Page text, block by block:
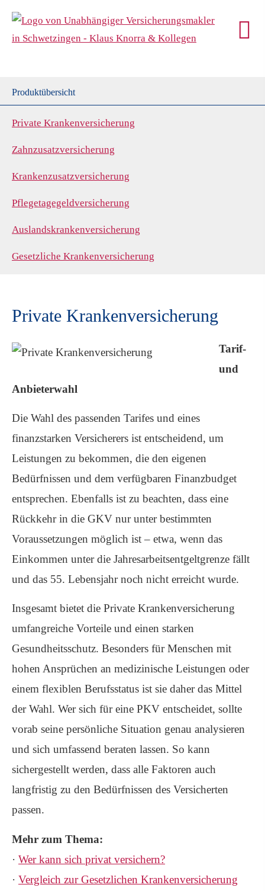
Produktübersicht
Private Kranken­ver­si­che­rung
Zahn­zu­satz­ver­si­che­rung
Kranken­zusatz­ver­si­che­rung
Pflegetagegeldversicherung
Auslandskrankenversicherung
Gesetzliche Kranken­ver­si­che­rung
Private Kranken­ver­si­che­rung
Tarif-
und
Anbieterwahl
Die Wahl des passenden Tarifes und eines
finanzstarken Versicherers ist entscheidend, um
Leistungen zu bekommen, die den eigenen
Bedürfnissen und dem verfügbaren Finanzbudget
entsprechen. Ebenfalls ist zu beachten, dass eine
Rückkehr in die GKV nur unter bestimmten
Voraussetzungen möglich ist – etwa, wenn das
Einkommen unter die Jahresarbeitsentgeltgrenze fällt
und das 55. Lebensjahr noch nicht erreicht wurde.
Insgesamt bietet die Private Kranken­ver­si­che­rung
umfangreiche Vorteile und einen starken
Gesundheitsschutz. Besonders für Menschen mit
hohen Ansprüchen an medizinische Leistungen oder
einem flexiblen Berufsstatus ist sie daher das Mittel
der Wahl. Wer sich für eine PKV entscheidet, sollte
vorab seine persönliche Situation genau analysieren
und sich umfassend beraten lassen. So kann
sichergestellt werden, dass alle Faktoren auch
langfristig zu den Bedürfnissen des Versicherten
passen.
Mehr zum Thema:
· Wer kann sich privat ver­sichern?
· Vergleich zur Gesetzlichen Kranken­ver­si­che­rung